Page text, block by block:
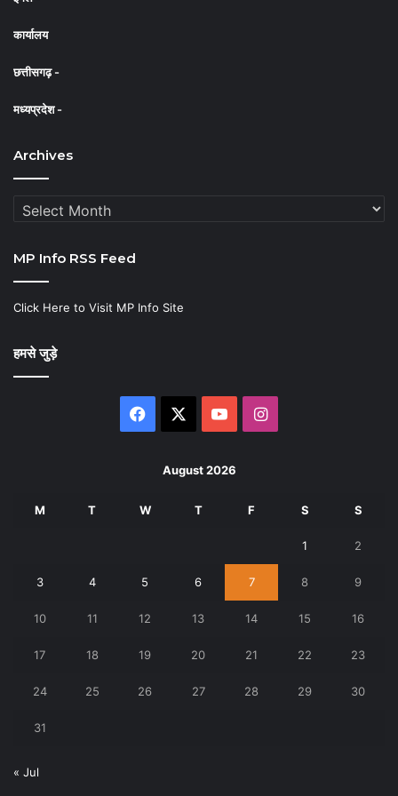
कार्यालय
छत्तीसगढ़ -
मध्यप्रदेश -
Archives
Archives
MP Info RSS Feed
Click Here to Visit MP Info Site
हमसे जुड़े
Facebook YouTubeInstagram
August 2026
M T W T F S S
1 2
3 4 5 6 7 8 9
10 11 12 13 14 15 16
17 18 19 20 21 22 23
24 25 26 27 28 29 30
31
« Jul